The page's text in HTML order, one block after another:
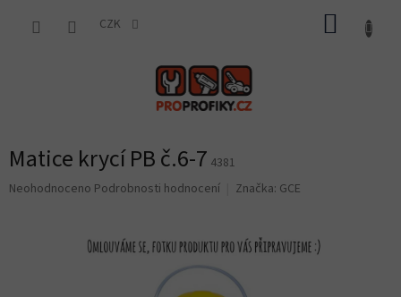
CZK
Matice krycí PB č.6-7 4381
Průměrné
Neohodnoceno Podrobnosti hodnocení Značka: GCE